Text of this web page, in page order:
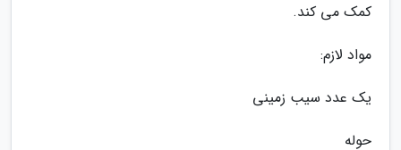
کمک می کند.
مواد لازم:
یک عدد سیب زمینی
حوله